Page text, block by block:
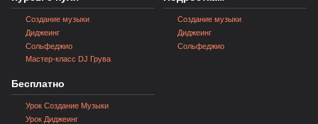
Создание музыки
Диджеинг
Сольфеджио
Мастер‑класс DJ Грува
Создание музыки
Диджеинг
Сольфеджио
Бесплатно
Урок Создание Музыки
Урок Диджеинг